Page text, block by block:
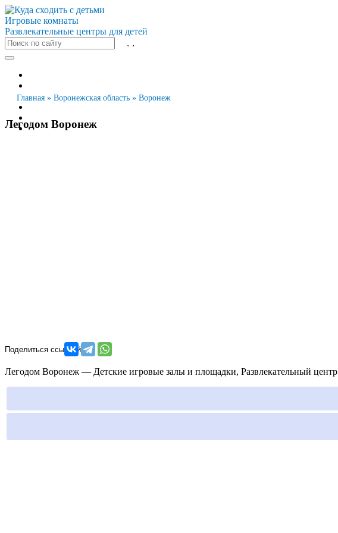
Игровые комнаты
Развлекательные центры для детей
Санкт-Петербург
Казань
Главная » Воронежская область » Воронеж
Легодом Воронеж
Легодом Воронеж — Детские игровые залы и площадки, Развлекательный